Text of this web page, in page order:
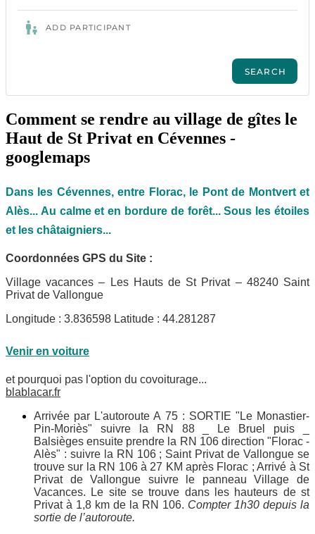
Comment se rendre au village de gîtes le
Haut de St Privat en Cévennes -
googlemaps
Dans les Cévennes, entre Florac, le Pont de Montvert et
Alès... Au calme et en bordure de forêt... Sous les étoiles
et les châtaigniers...
Coordonnées GPS du Site :
Village vacances – Les Hauts de St Privat – 48240 Saint
Privat de Vallongue
Longitude : 3.836598 Latitude : 44.281287
Venir en voiture
et pourquoi pas l'option du covoiturage...
blablacar.fr
Arrivée par L'autoroute A 75 : SORTIE "Le Monastier-
Pin-Moriès" suivre la RN 88 _ Le Bruel puis _
Balsièges ensuite prendre la RN 106 direction "Florac -
Alès" : suivre la RN 106 ; Saint Privat de Vallongue se
trouve sur la RN 106 à 27 KM après Florac ; Arrivé à St
Privat de Vallongue suivre le panneau Village de
Vacances. Le site se trouve dans les hauteurs de st
Privat à 1,8 km de la RN 106. Compter 1h30 depuis la
sortie de l’autoroute.